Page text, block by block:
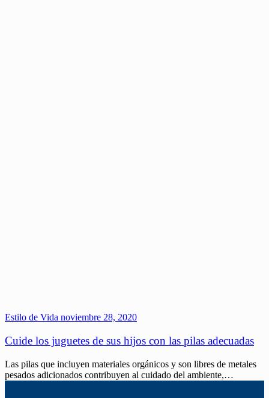
Estilo de Vida noviembre 28, 2020
Cuide los juguetes de sus hijos con las pilas adecuadas
Las pilas que incluyen materiales orgánicos y son libres de metales
pesados adicionados contribuyen al cuidado del ambiente,…